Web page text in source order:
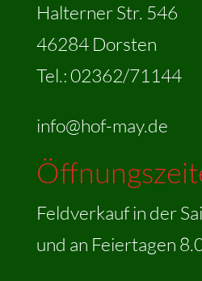
Halterner Str. 546
46284 Dorsten
Tel.: 02362/71144
info@hof-may.de
Feldverkauf in der
und an Feiertagen